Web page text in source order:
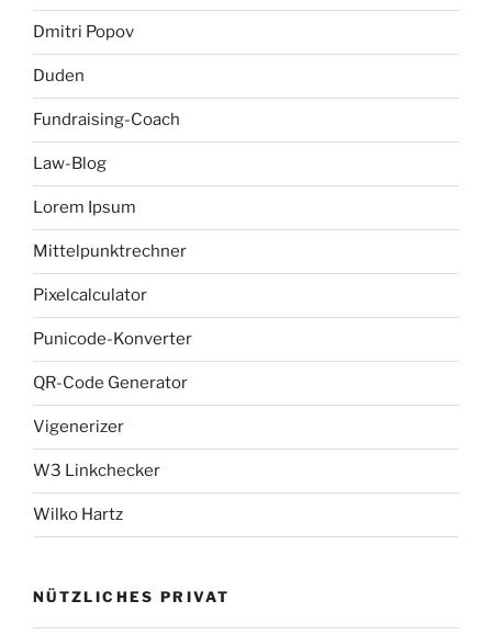
Dmitri Popov
Duden
Fundraising-Coach
Law-Blog
Lorem Ipsum
Mittelpunktrechner
Pixelcalculator
Punicode-Konverter
QR-Code Generator
Vigenerizer
W3 Linkchecker
Wilko Hartz
NÜTZLICHES PRIVAT